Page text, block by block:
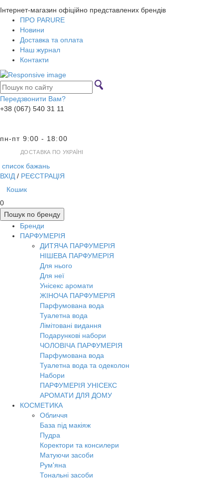
Інтернет-магазин офіційно представлених брендів
ПРО PARURE
Новини
Доставка та оплата
Наш журнал
Контакти
Передзвонити Вам?
+38 (067) 540 31 11
пн-пт 9:00 - 18:00
ДОСТАВКА ПО УКРАЇНІ
список бажань
ВХІД / РЕЄСТРАЦІЯ
Кошик
0
Пошук по бренду
Бренди
ПАРФУМЕРІЯ
ДИТЯЧА ПАРФУМЕРІЯ
НІШЕВА ПАРФУМЕРІЯ
Для нього
Для неї
Унісекс аромати
ЖІНОЧА ПАРФУМЕРІЯ
Парфумована вода
Туалетна вода
Лімітовані видання
Подарункові набори
ЧОЛОВІЧА ПАРФУМЕРІЯ
Парфумована вода
Туалетна вода та одеколон
Набори
ПАРФУМЕРІЯ УНІСЕКС
АРОМАТИ ДЛЯ ДОМУ
КОСМЕТИКА
Обличчя
База під макіяж
Пудра
Коректори та консилери
Матуючи засоби
Рум'яна
Тональні засоби